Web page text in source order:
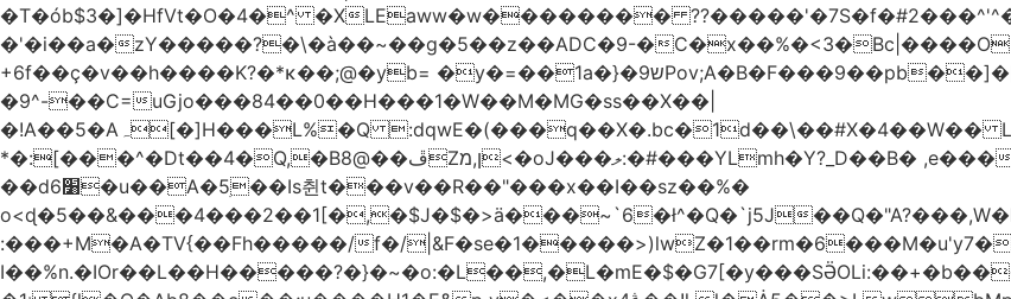
�T�ób$3�]�HfVt�O�4�^ �XLEaww�w��������
�'�i��a�zY�����?�\�à��~��g�5��z��ADC�9-�
+6f��ç�v��h����K?�*κ��;@�yb= �y�=��1a�}�ש9Pov;A�B�F���9��pb��]�[SMɻ���1v-M�v�Gp>!�n�U���Vk���
�9^-��C=uGjo���84��0��H���1�W��M�MG�ss��X��|
�!A��5�Aہ[�]H���L%�Q :dqwE�(���q��X�.bc�1d��\��#X�4��W�� Ldg
*�:[���^�Dt��4�Q,�B8@��ڦZן,מ<�oJ���ލ:�#���YLmh�Y?_D��B� ,e�����/�l=� k*w�_X�LwS�
��d6׸�u��A�5ׅ��Is췬t���v��R��"���x��I��sz��%�
o<ɖ�5��&���4���2��1[�,�$J�$�>ä���~`6�ł^�Q�`j5J
:���+M�A�TV{��Fh�����/f�/|&F�